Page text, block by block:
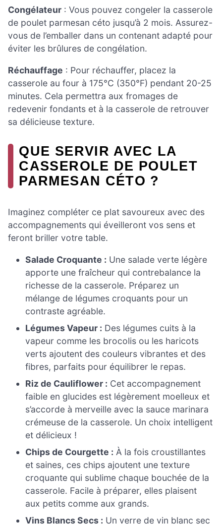
Congélateur : Vous pouvez congeler la casserole
de poulet parmesan céto jusqu’à 2 mois. Assurez-
vous de l’emballer dans un contenant adapté pour
éviter les brûlures de congélation.
Réchauffage : Pour réchauffer, placez la
casserole au four à 175°C (350°F) pendant 20-25
minutes. Cela permettra aux fromages de
redevenir fondants et à la casserole de retrouver
sa délicieuse texture.
QUE SERVIR AVEC LA
CASSEROLE DE POULET
PARMESAN CÉTO ?
Imaginez compléter ce plat savoureux avec des
accompagnements qui éveilleront vos sens et
feront briller votre table.
Salade Croquante : Une salade verte légère
apporte une fraîcheur qui contrebalance la
richesse de la casserole. Préparez un
mélange de légumes croquants pour un
contraste agréable.
Légumes Vapeur : Des légumes cuits à la
vapeur comme les brocolis ou les haricots
verts ajoutent des couleurs vibrantes et des
fibres, parfaits pour équilibrer le repas.
Riz de Cauliflower : Cet accompagnement
faible en glucides est légèrement moelleux et
s’accorde à merveille avec la sauce marinara
crémeuse de la casserole. Un choix intelligent
et délicieux !
Chips de Courgette : À la fois croustillantes
et saines, ces chips ajoutent une texture
croquante qui sublime chaque bouchée de la
casserole. Facile à préparer, elles plaisent
aux petits comme aux grands.
Vins Blancs Secs : Un verre de vin blanc sec